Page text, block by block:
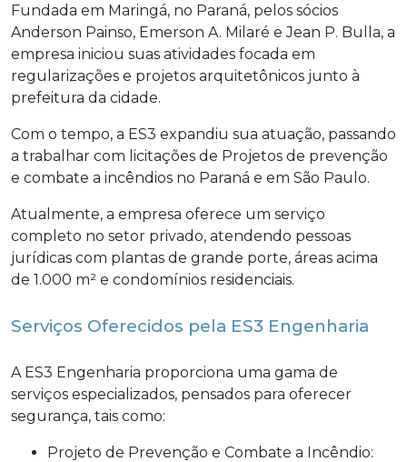
Fundada em Maringá, no Paraná, pelos sócios
Anderson Painso, Emerson A. Milaré e Jean P. Bulla, a
empresa iniciou suas atividades focada em
regularizações e projetos arquitetônicos junto à
prefeitura da cidade.
Com o tempo, a ES3 expandiu sua atuação, passando
a trabalhar com licitações de Projetos de prevenção
e combate a incêndios no Paraná e em São Paulo.
Atualmente, a empresa oferece um serviço
completo no setor privado, atendendo pessoas
jurídicas com plantas de grande porte, áreas acima
de 1.000 m² e condomínios residenciais.
Serviços Oferecidos pela ES3 Engenharia
A ES3 Engenharia proporciona uma gama de
serviços especializados, pensados para oferecer
segurança, tais como:
Projeto de Prevenção e Combate a Incêndio: